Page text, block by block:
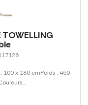
100 x 180 cmPoids : 450